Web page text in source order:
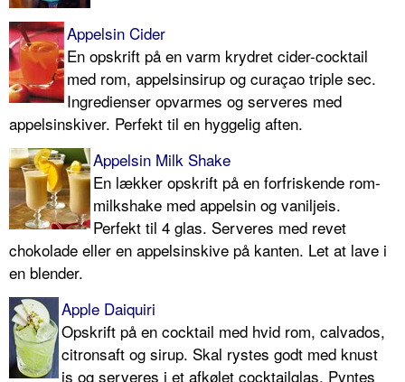
Appelsin Cider
En opskrift på en varm krydret cider-cocktail
med rom, appelsinsirup og curaçao triple sec.
Ingredienser opvarmes og serveres med
appelsinskiver. Perfekt til en hyggelig aften.
Appelsin Milk Shake
En lækker opskrift på en forfriskende rom-
milkshake med appelsin og vaniljeis.
Perfekt til 4 glas. Serveres med revet
chokolade eller en appelsinskive på kanten. Let at lave i
en blender.
Apple Daiquiri
Opskrift på en cocktail med hvid rom, calvados,
citronsaft og sirup. Skal rystes godt med knust
is og serveres i et afkølet cocktailglas. Pyntes